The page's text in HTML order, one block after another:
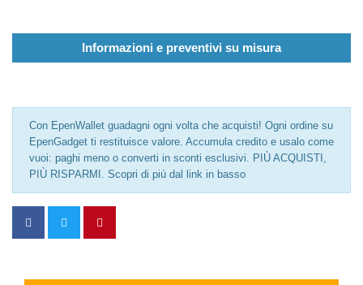
Informazioni e preventivi su misura
Con EpenWallet guadagni ogni volta che acquisti! Ogni ordine su
EpenGadget ti restituisce valore. Accumula credito e usalo come
vuoi: paghi meno o converti in sconti esclusivi. PIÙ ACQUISTI,
PIÙ RISPARMI. Scopri di più dal link in basso